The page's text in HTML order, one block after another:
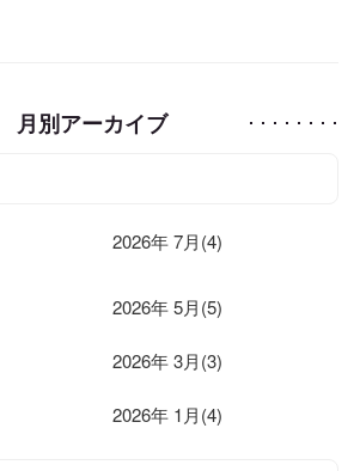
月別アーカイブ
2026年 7月(4)
2026年 5月(5)
2026年 3月(3)
2026年 1月(4)